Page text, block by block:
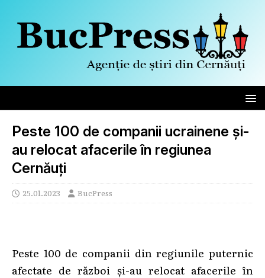
Peste 100 de companii ucrainene şi-
au relocat afacerile în regiunea
Cernăuţi
25.01.2023 BucPress
Peste 100 de companii din regiunile puternic
afectate de război și-au relocat afacerile în